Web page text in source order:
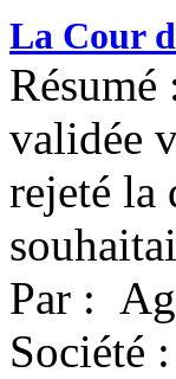
La Cour
validée
rejeté la
Par :
Société